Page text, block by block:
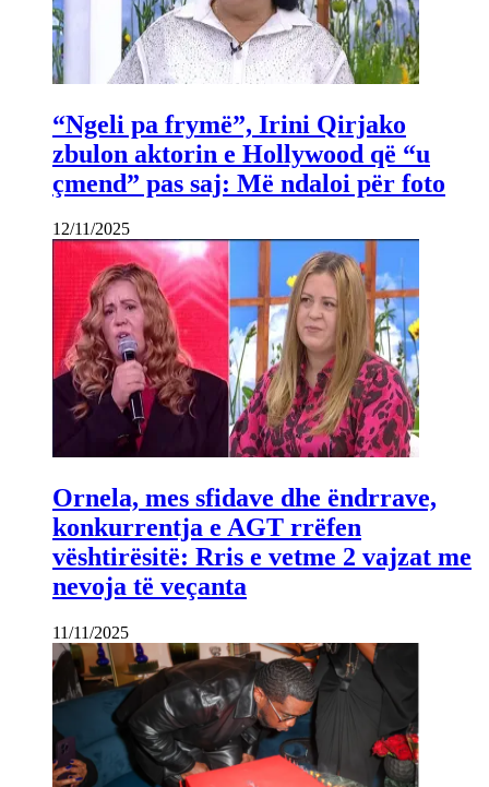
“Ngeli pa frymë”, Irini Qirjako
zbulon aktorin e Hollywood që “u
çmend” pas saj: Më ndaloi për foto
12/11/2025
Ornela, mes sfidave dhe ëndrrave,
konkurrentja e AGT rrëfen
vështirësitë: Rris e vetme 2 vajzat me
nevoja të veçanta
11/11/2025